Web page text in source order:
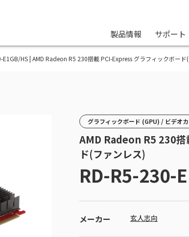
製品情報 サポート
E1GB/HS | AMD Radeon R5 230搭載 PCI-Express グラフィックボー
グラフィックボード (GPU) / ビデオ
AMD Radeon R5 230
ド(ファンレス)
RD-R5-230-
メーカー 玄人志向